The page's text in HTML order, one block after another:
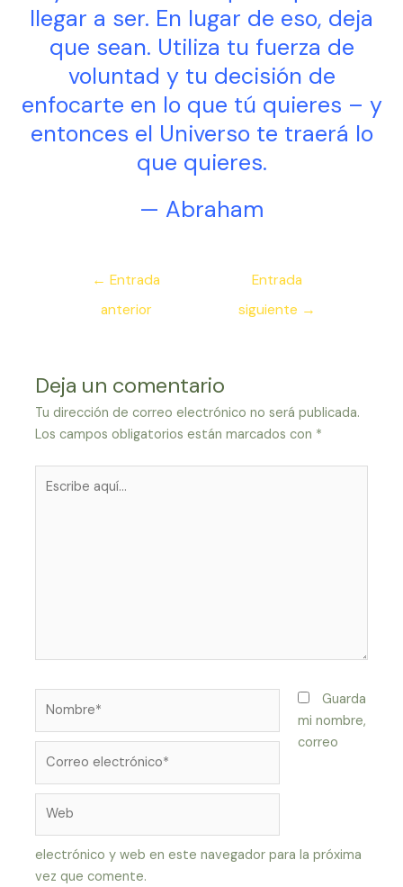
llegar a ser. En lugar de eso, deja
que sean. Utiliza tu fuerza de
voluntad y tu decisión de
enfocarte en lo que tú quieres – y
entonces el Universo te traerá lo
que quieres.
— Abraham
Navegación
entradas
← Entrada
anterior
Entrada
siguiente →
Deja un comentario
Tu dirección de correo electrónico no será publicada.
Los campos obligatorios están marcados con *
aquí...
electrónico*
Guarda
mi nombre,
correo
electrónico y web en este navegador para la próxima
vez que comente.